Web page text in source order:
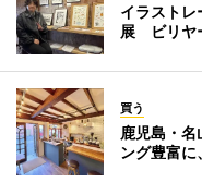
イラストレ
展 ビリヤ
買う
鹿児島・
ング豊富に